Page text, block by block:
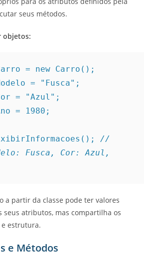
seus métodos.
objetos:
= new Carro();
= "Fusca";
= "Azul";
= 1980;
//
Fusca, Cor: Azul,
a partir da classe pode ter valores
seus atributos, mas compartilha os
e estrutura.
e Métodos